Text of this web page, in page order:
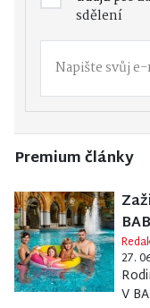
sdělení
Premium články
27.
V